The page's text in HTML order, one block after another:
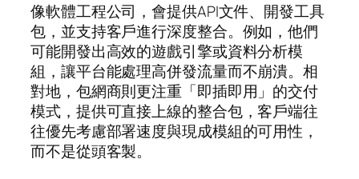
像軟體工程公司，會提供API文件、開發工具
包，並支持客戶進行深度整合。例如，他們
可能開發出高效的遊戲引擎或資料分析模
組，讓平台能處理高併發流量而不崩潰。相
對地，包網商則更注重「即插即用」的交付
模式，提供可直接上線的整合包，客戶端往
往優先考慮部署速度與現成模組的可用性，
而不是從頭客製。